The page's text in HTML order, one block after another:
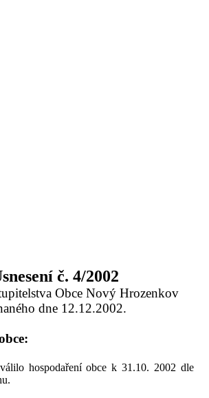
č. 4/2002
Obce Nový Hrozenkov
dne 12.12.2002.
hospodaření obce k 31.10. 2002 dle